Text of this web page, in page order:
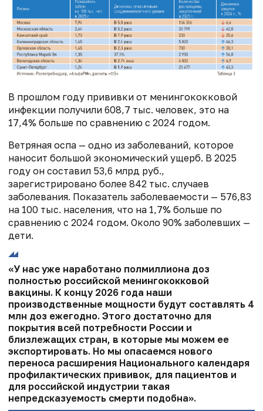
В прошлом году прививки от менингококковой
инфекции получили 608,7 тыс. человек, это на
17,4% больше по сравнению с 2024 годом.
Ветряная оспа — одно из заболеваний, которое
наносит большой экономический ущерб. В 2025
году он составил 53,6 млрд руб.,
зарегистрировано более 842 тыс. случаев
заболевания. Показатель заболеваемости — 576,83
на 100 тыс. населения, что на 1,7% больше по
сравнению с 2024 годом. Около 90% заболевших —
дети.
«У нас уже наработано полмиллиона доз
полностью российской менингококковой
вакцины. К концу 2026 года наши
производственные мощности будут составлять 4
млн доз ежегодно. Этого достаточно для
покрытия всей потребности России и
близлежащих стран, в которые мы можем ее
экспортировать. Но мы опасаемся нового
переноса расширения Национального календаря
профилактических прививок, для пациентов и
для российской индустрии такая
непредсказуемость смерти подобна».